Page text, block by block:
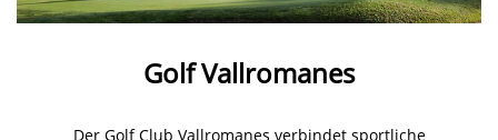
Golf Vallromanes
Der Golf Club Vallromanes verbindet sportliche